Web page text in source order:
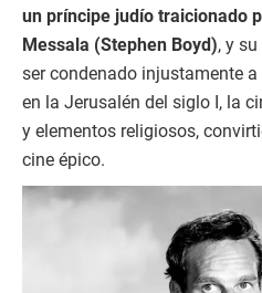
un príncipe judío traicionado
Messala (Stephen Boyd), y
ser condenado injustamente
en la Jerusalén del siglo I, la
y elementos religiosos,
cine épico.